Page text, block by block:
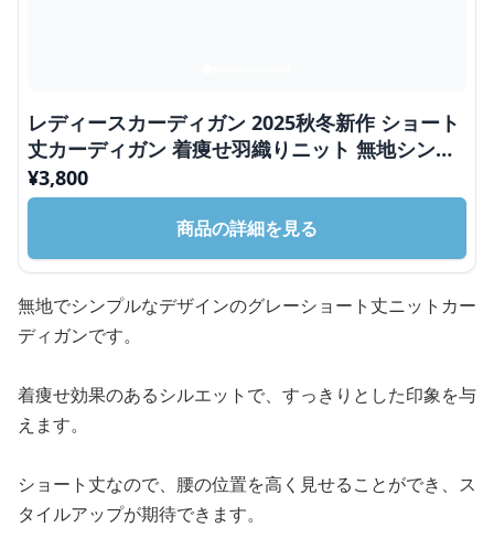
レディースカーディガン 2025秋冬新作 ショート
丈カーディガン 着痩せ羽織りニット 無地シンプ
ル
¥3,800
商品の詳細を見る
無地でシンプルなデザインのグレーショート丈ニットカー
ディガンです。
着痩せ効果のあるシルエットで、すっきりとした印象を与
えます。
ショート丈なので、腰の位置を高く見せることができ、ス
タイルアップが期待できます。